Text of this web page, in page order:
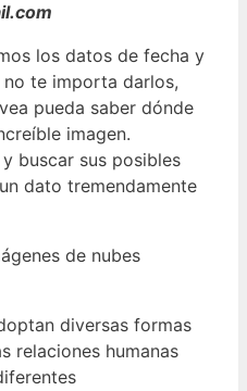
los datos de fecha y
te importa darlos,
pueda saber dónde
imagen.
buscar sus posibles
dato tremendamente
de nubes
diversas formas
relaciones humanas